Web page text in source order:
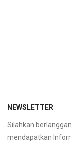
NEWSLETTER
Silahkan
mendapatkan